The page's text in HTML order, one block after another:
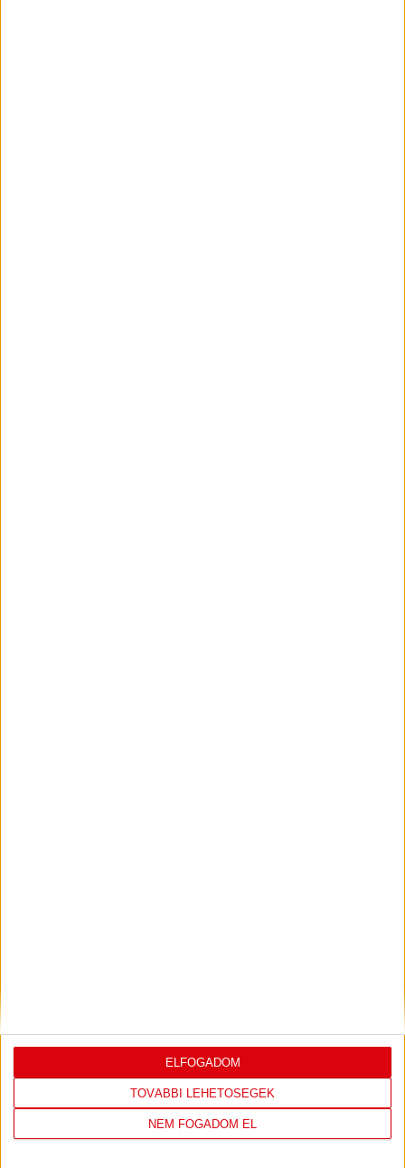
TOVÁBBI LEHETŐSÉGEK
NEM FOGADOM EL
ELFOGADOM
FÜZET – A/4 NÉGYZETRÁCSOS
1.290Ft KOSÁRBA TESZEM